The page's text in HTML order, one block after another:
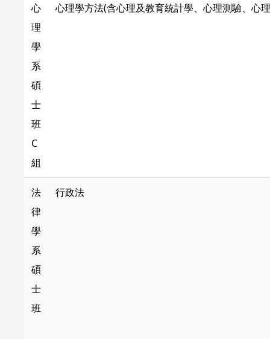
心
理
學
系
碩
士
班
C
組
心理學方法(含心理及教育統計學、心理測驗、心
法
律
學
系
碩
士
班
行政法